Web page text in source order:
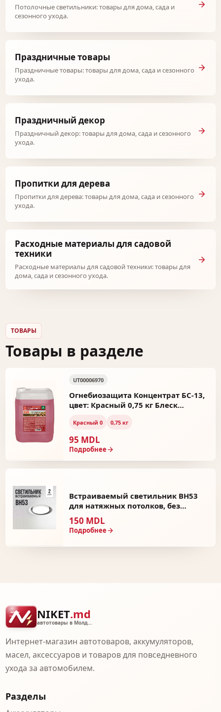
Потолочные светильники: товары для дома, сада и
сезонного ухода.
Праздничные товары
Праздничные товары: товары для дома, сада и сезонного
ухода.
Праздничный декор
Праздничный декор: товары для дома, сада и сезонного
ухода.
Пропитки для дерева
Пропитки для дерева: товары для дома, сада и сезонного
ухода.
Расходные материалы для садовой
техники
Расходные материалы для садовой техники: товары для
дома, сада и сезонного ухода.
ТОВАРЫ
Товары в разделе
UT00006970
Огнебиозащита Концентрат БС-13,
цвет: Красный 0,75 кг Блеск
Красный 0 0,75 кг
95 MDL
Подробнее
Встраиваемый светильник BH53
для натяжных потолков, без
лампочки - Круглый Белый
150 MDL
Подробнее
NIKET.md
автотовары в Молдове
Интернет-магазин автотоваров, аккумуляторов,
масел, аксессуаров и товаров для повседневного
ухода за автомобилем.
Разделы